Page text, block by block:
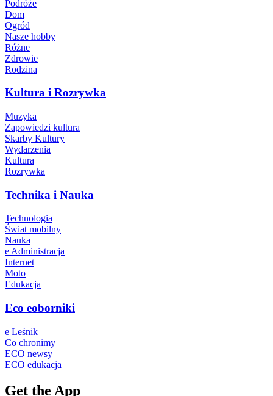
Podróże
Dom
Ogród
Nasze hobby
Różne
Zdrowie
Rodzina
Kultura i Rozrywka
Muzyka
Zapowiedzi kultura
Skarby Kultury
Wydarzenia
Kultura
Rozrywka
Technika i Nauka
Technologia
Świat mobilny
Nauka
e Administracja
Internet
Moto
Edukacja
Eco eoborniki
e Leśnik
Co chronimy
ECO newsy
ECO edukacja
Get the App